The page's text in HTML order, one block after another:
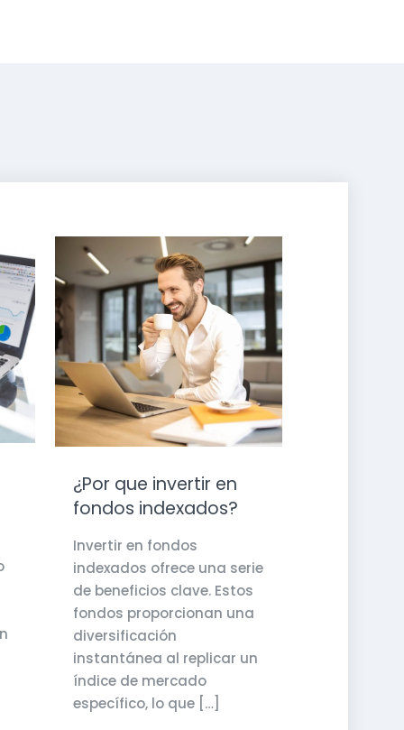
¿Por que invertir en
fondos indexados?
Invertir en fondos
indexados ofrece una serie
de beneficios clave. Estos
fondos proporcionan una
diversificación
instantánea al replicar un
índice de mercado
específico, lo que[…]